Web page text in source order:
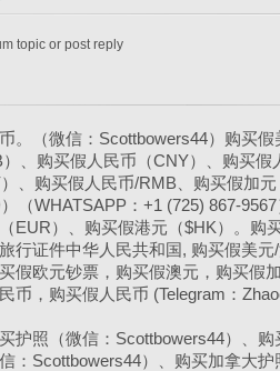
topic or post reply
。（微信：Scottbowers44）购买
）、购买假人民币（CNY）、购买
）、购买假人民币/RMB、购买假加
）（WHATSAPP：+1 (725) 867-
EUR）、购买假港元（$HK）。购
行证件中华人民共和国, 购买假美
假欧元钞票，购买假澳元，购买假
币，购买假人民币 (Telegram：
护照（微信：Scottbowers44）、
：Scottbowers44）、购买加拿大